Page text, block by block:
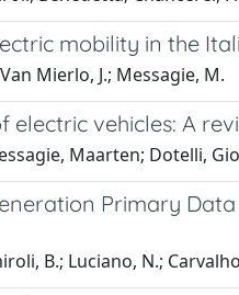
mobility in the
Mierlo, J.; Messagie, M.
electric vehicles: A
Maarten; Dotelli,
Primary
B.; Luciano, N.;